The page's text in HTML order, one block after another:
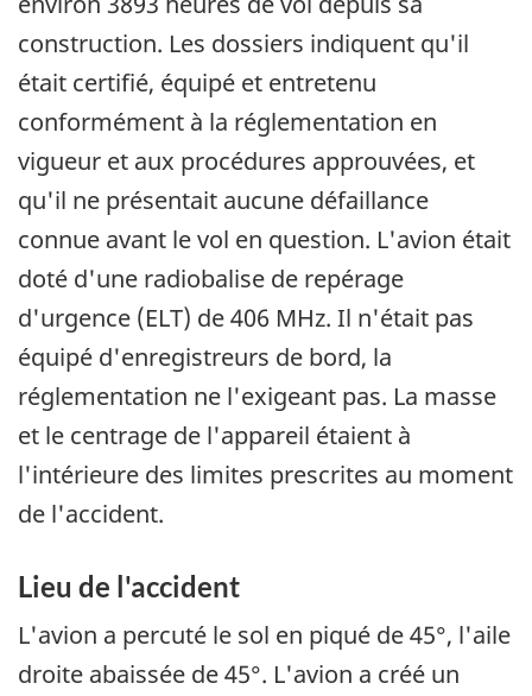
construction. Les dossiers indiquent qu'il
était certifié, équipé et entretenu
conformément à la réglementation en
vigueur et aux procédures approuvées, et
qu'il ne présentait aucune défaillance
connue avant le vol en question. L'avion était
doté d'une radiobalise de repérage
d'urgence (ELT) de 406 MHz. Il n'était pas
équipé d'enregistreurs de bord, la
réglementation ne l'exigeant pas. La masse
et le centrage de l'appareil étaient à
l'intérieure des limites prescrites au moment
de l'accident.
Lieu de l'accident
L'avion a percuté le sol en piqué de 45°, l'aile
droite abaissée de 45°. L'avion a créé un